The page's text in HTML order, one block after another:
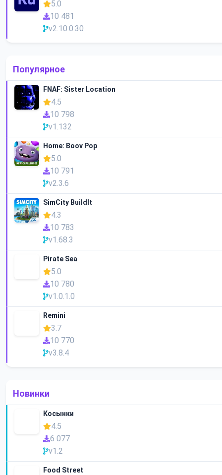
5.0
10 481
v2.10.0.30
Популярное
FNAF: Sister Location
4.5
10 798
v1.132
Home: Boov Pop
5.0
10 791
v2.3.6
SimCity BuildIt
4.3
10 783
v1.68.3
Pirate Sea
5.0
10 780
v1.0.1.0
Remini
3.7
10 770
v3.8.4
Новинки
Косынки
4.5
6 077
v1.2
Food Street